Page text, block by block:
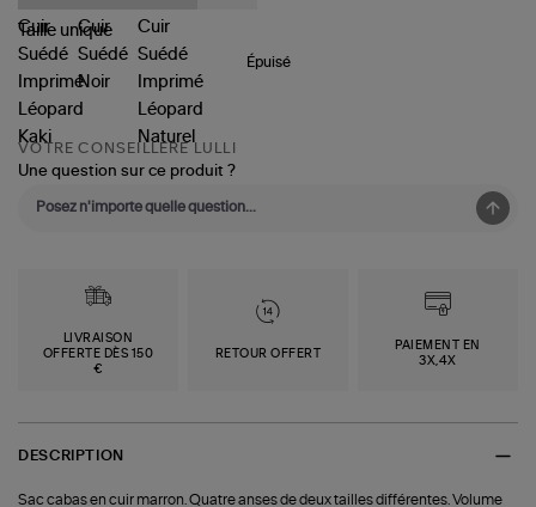
Taille unique
Épuisé
VOTRE CONSEILLÈRE LULLI
Une question sur ce produit ?
LIVRAISON
OFFERTE DÈS 150
€
RETOUR OFFERT
PAIEMENT EN
3X,4X
DESCRIPTION
Sac cabas en cuir marron. Quatre anses de deux tailles différentes. Volume